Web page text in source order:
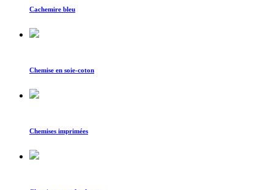
Cachemire bleu
Chemise en soie-coton
Chemises imprimées